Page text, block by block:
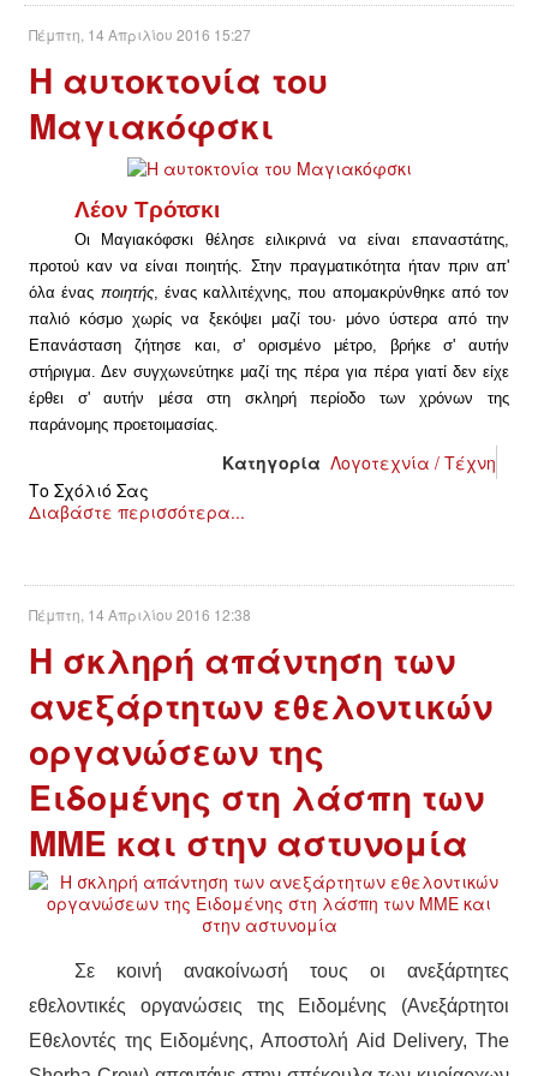
ΕΡΓΑΤΙΚΌ ΚΊΝΗΜΑ
ΚΙΝΗΤΟΠΟΙΉΣΕΙΣ
ΕΙΔΉΣΕΙΣ
ΑΝΑΚΟΙΝΏΣΕΙΣ
ΑΝΑΛΎΣΕΙΣ
ΚΙΝΗΤΟΠΟΙΉΣΕΙΣ
ΝΕΟΛΑΊΑ
ΑΝΤΙΦΑΣΙΣΤΙΚΌ
ΑΝΤΙΡΑΤΣΙΣΤΙΚΌ
ΓΥΝΑΙΚΕΊΟ
LGBTQIA+
ΠΕΡΙΒΆΛΛΟΝ
ΚΙΝΉΜΑΤΑ ΠΌΛΗΣ
Πέμπτη, 14 Απριλίου 2016 15:27
Η αυτοκτονία του
Μαγιακόφσκι
Λέον Τρότσκι
Οι Μαγιακόφσκι θέλησε ειλικρινά να είναι επαναστάτης,
προτού καν να είναι ποιητής. Στην πραγματικότητα ήταν πριν απ'
όλα ένας ποιητής, ένας καλλιτέχνης, που απομακρύνθηκε από τον
παλιό κόσμο χωρίς να ξεκόψει μαζί του· μόνο ύστερα από την
Επανάσταση ζήτησε και, σ' ορισμένο μέτρο, βρήκε σ' αυτήν
στήριγμα. Δεν συγχωνεύτηκε μαζί της πέρα για πέρα γιατί δεν είχε
έρθει σ' αυτήν μέσα στη σκληρή περίοδο των χρόνων της
παράνομης προετοιμασίας.
Κατηγορία Λογοτεχνία / Τέχνη
Το Σχόλιό Σας
Διαβάστε περισσότερα...
Πέμπτη, 14 Απριλίου 2016 12:38
Η σκληρή απάντηση των
ανεξάρτητων εθελοντικών
οργανώσεων της
Ειδομένης στη λάσπη των
ΜΜΕ και στην αστυνομία
Σε κοινή ανακοίνωσή τους οι ανεξάρτητες
εθελοντικές οργανώσεις της Ειδομένης (Ανεξάρτητοι
Εθελοντές της Ειδομένης, Αποστολή Aid Delivery, The